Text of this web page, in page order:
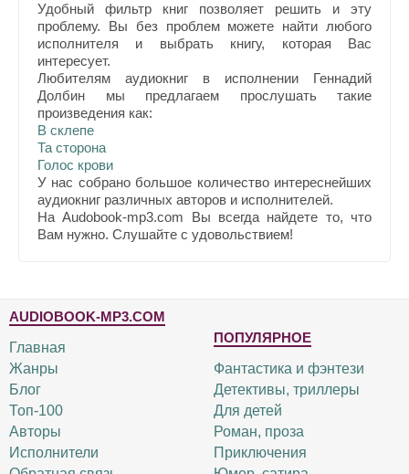
Удобный фильтр книг позволяет решить и эту
проблему. Вы без проблем можете найти любого
исполнителя и выбрать книгу, которая Вас
интересует.
Любителям аудиокниг в исполнении Геннадий
Долбин мы предлагаем прослушать такие
произведения как:
В склепе
Та сторона
Голос крови
У нас собрано большое количество интереснейших
аудиокниг различных авторов и исполнителей.
На Audobook-mp3.com Вы всегда найдете то, что
Вам нужно. Слушайте с удовольствием!
AUDIOBOOK-MP3.COM
Главная
Жанры
Блог
Топ-100
Авторы
Исполнители
ПОПУЛЯРНОЕ
Фантастика и фэнтези
Детективы, триллеры
Для детей
Роман, проза
Приключения